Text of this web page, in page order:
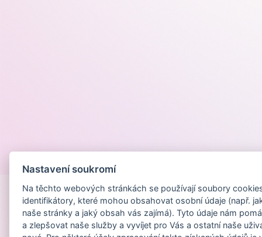
Nastavení soukromí
Na těchto webových stránkách se používají soubory
identifikátory, které mohou obsahovat osobní údaje (např.
naše stránky a jaký obsah vás zajímá). Tyto údaje nám
a zlepšovat naše služby a vyvíjet pro Vás a ostatní naše